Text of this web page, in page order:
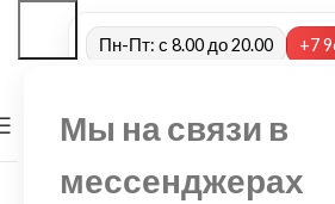
Мы на связи в
мессенджерах
Пн-Пт: с 8.00 до 20.00 +7
МЕНЮ